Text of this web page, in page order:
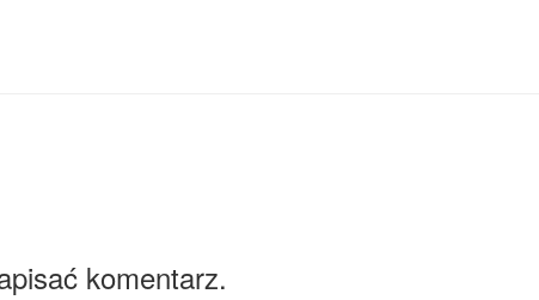
komentarz.